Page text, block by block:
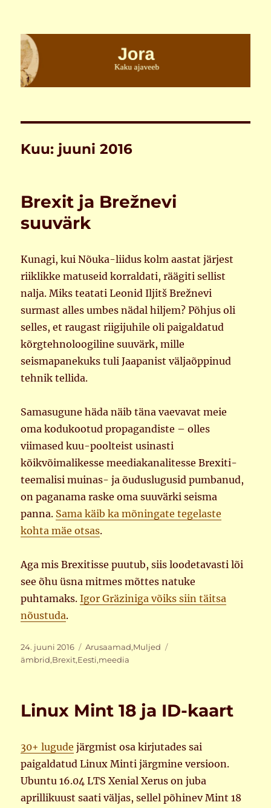
Jora
Kuu: juuni 2016
Brexit ja Brežnevi
suuvärk
Kunagi, kui Nõuka-liidus kolm aastat järjest
riiklikke matuseid korraldati, räägiti sellist
nalja. Miks teatati Leonid Iljitš Brežnevi
surmast alles umbes nädal hiljem? Põhjus oli
selles, et raugast riigijuhile oli paigaldatud
kõrgtehnoloogiline suuvärk, mille
seismapanekuks tuli Jaapanist väljaõppinud
tehnik tellida.
Samasugune häda näib täna vaevavat meie
oma kodukootud propagandiste – olles
viimased kuu-poolteist usinasti
kõikvõimalikesse meediakanalitesse Brexiti-
teemalisi muinas- ja õuduslugusid pumbanud,
on paganama raske oma suuvärki seisma
panna. Sama käib ka mõningate tegelaste
kohta mäe otsas.
Aga mis Brexitisse puutub, siis loodetavasti lõi
see õhu üsna mitmes mõttes natuke
puhtamaks.Igor Gräziniga võiks siin täitsa
nõustuda.
Postitatud
24. juuni 2016 Rubriigid
Arusaamad,Muljed
ämbrid,Brexit,Eesti,meedia
Linux Mint 18 ja ID-kaart
30+ lugude järgmist osa kirjutades sai
paigaldatud Linux Minti järgmine versioon.
Ubuntu 16.04 LTS Xenial Xerus on juba
aprillikuust saati väljas, sellel põhinev Mint 18